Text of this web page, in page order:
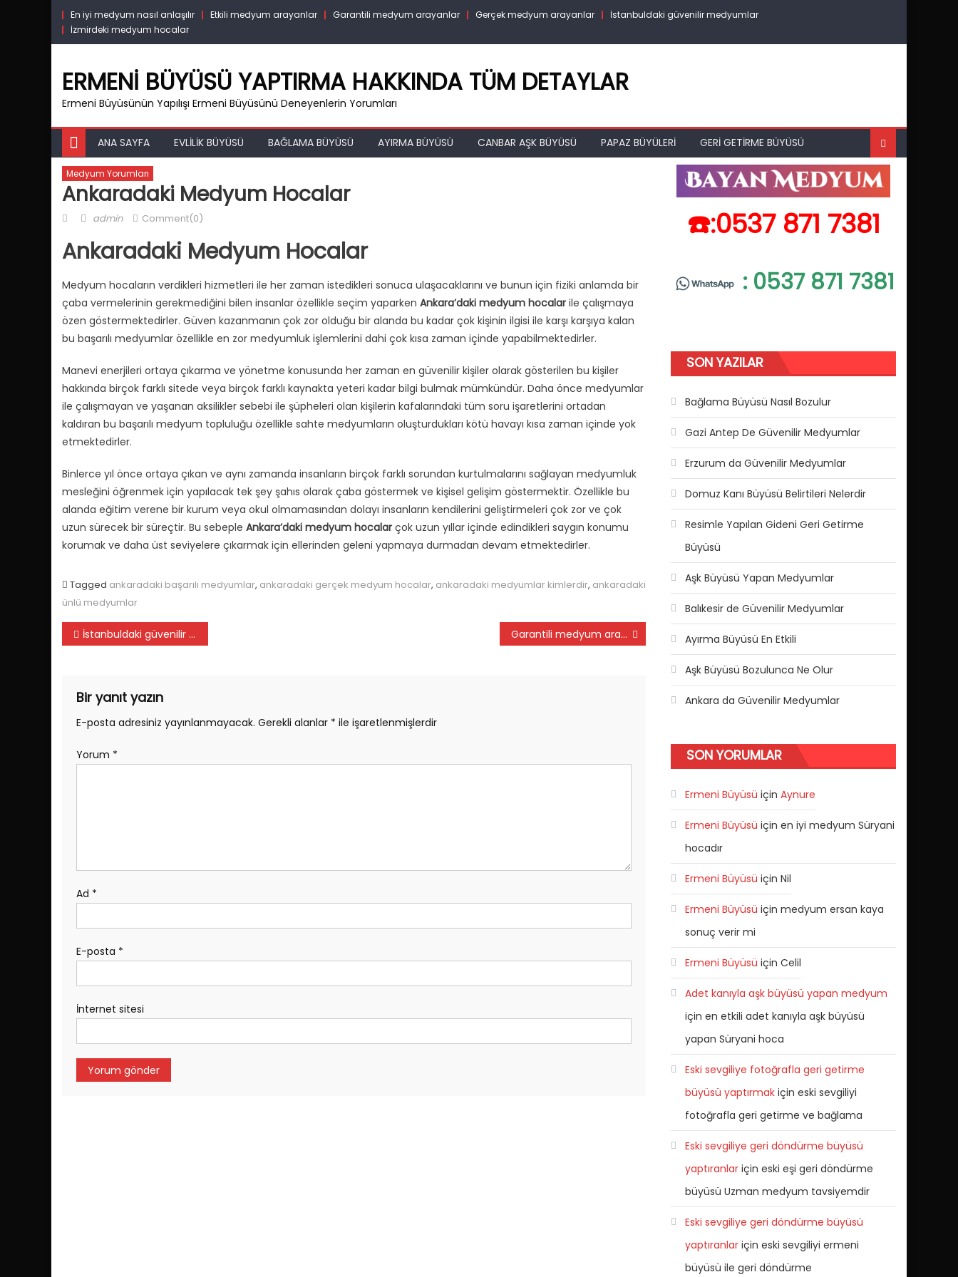
Skip
content
En iyi medyum nasıl anlaşılır Etkili medyum arayanlar Garantili medyum arayanlar Gerçek medyum arayanlar
İstanbuldaki güvenilir medyumlar
İzmirdeki medyum hocalar
ERMENI BÜYÜSÜ YAPTIRMA HAKKINDA TÜM DETAYLAR
Ermeni Büyüsünün Yapılışı Ermeni Büyüsünü Deneyenlerin Yorumları
ANA SAYFA EVLILIK BÜYÜSÜ BAĞLAMA BÜYÜSÜ AYIRMA BÜYÜSÜ CANBAR AŞK BÜYÜSÜ PAPAZ BÜYÜLERI GERI GETIRME BÜYÜSÜ
Medyum Yorumları
Ankaradaki Medyum Hocalar
PostedAuthor
admin Comment(0)
Ankaradaki Medyum Hocalar
Medyum hocaların verdikleri hizmetleri ile her zaman istedikleri sonuca ulaşacaklarını ve bunun için fiziki anlamda bir
çaba vermelerinin gerekmediğini bilen insanlar özellikle seçim yaparken Ankara’daki medyum hocalar ile çalışmaya
özen göstermektedirler. Güven kazanmanın çok zor olduğu bir alanda bu kadar çok kişinin ilgisi ile karşı karşıya kalan
bu başarılı medyumlar özellikle en zor medyumluk işlemlerini dahi çok kısa zaman içinde yapabilmektedirler.
Manevi enerjileri ortaya çıkarma ve yönetme konusunda her zaman en güvenilir kişiler olarak gösterilen bu kişiler
hakkında birçok farklı sitede veya birçok farklı kaynakta yeteri kadar bilgi bulmak mümkündür. Daha önce medyumlar
ile çalışmayan ve yaşanan aksilikler sebebi ile şüpheleri olan kişilerin kafalarındaki tüm soru işaretlerini ortadan
kaldıran bu başarılı medyum topluluğu özellikle sahte medyumların oluşturdukları kötü havayı kısa zaman içinde yok
etmektedirler.
Binlerce yıl önce ortaya çıkan ve aynı zamanda insanların birçok farklı sorundan kurtulmalarını sağlayan medyumluk
mesleğini öğrenmek için yapılacak tek şey şahıs olarak çaba göstermek ve kişisel gelişim göstermektir. Özellikle bu
alanda eğitim verene bir kurum veya okul olmamasından dolayı insanların kendilerini geliştirmeleri çok zor ve çok
uzun sürecek bir süreçtir. Bu sebeple Ankara’daki medyum hocalar çok uzun yıllar içinde edindikleri saygın konumu
korumak ve daha üst seviyelere çıkarmak için ellerinden geleni yapmaya durmadan devam etmektedirler.
Tagged ankaradaki başarılı medyumlar, ankaradaki gerçek medyum hocalar, ankaradaki medyumlar kimlerdir, ankaradaki
ünlü medyumlar
Yazı
İstanbuldaki güvenilir medyumlar Garantili medyum arayanlar
Bir yanıt yazın
E-posta adresiniz yayınlanmayacak. Gerekli alanlar * ile işaretlenmişlerdir
Yorum *
Ad *
E-posta *
İnternet sitesi
☎️:0537 871 7381
: 0537 871 7381
SON YAZILAR
Bağlama Büyüsü Nasıl Bozulur
Gazi Antep De Güvenilir Medyumlar
Erzurum da Güvenilir Medyumlar
Domuz Kanı Büyüsü Belirtileri Nelerdir
Resimle Yapılan Gideni Geri Getirme
Büyüsü
Aşk Büyüsü Yapan Medyumlar
Balıkesir de Güvenilir Medyumlar
Ayırma Büyüsü En Etkili
Aşk Büyüsü Bozulunca Ne Olur
Ankara da Güvenilir Medyumlar
SON YORUMLAR
Ermeni Büyüsü içinAynure
Ermeni Büyüsü içinen iyi medyum Süryani
hocadır
Ermeni Büyüsü içinNil
Ermeni Büyüsü içinmedyum ersan kaya
sonuç verir mi
Ermeni Büyüsü içinCelil
Adet kanıyla aşk büyüsü yapan medyum
içinen etkili adet kanıyla aşk büyüsü
yapan Süryani hoca
Eski sevgiliye fotoğrafla geri getirme
büyüsü yaptırmak içineski sevgiliyi
fotoğrafla geri getirme ve bağlama
Eski sevgiliye geri döndürme büyüsü
yaptıranlar içineski eşi geri döndürme
büyüsü Uzman medyum tavsiyemdir
Eski sevgiliye geri döndürme büyüsü
yaptıranlar içineski sevgiliyi ermeni
büyüsü ile geri döndürme